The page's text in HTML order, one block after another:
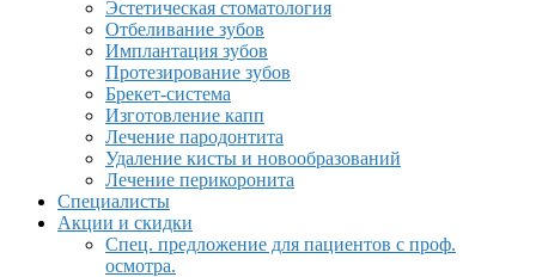
Эстетическая стоматология
Отбеливание зубов
Имплантация зубов
Протезирование зубов
Брекет-система
Изготовление капп
Лечение пародонтита
Удаление кисты и новообразований
Лечение перикоронита
Специалисты
Акции и скидки
Спец. предложение для пациентов с проф.
осмотра.